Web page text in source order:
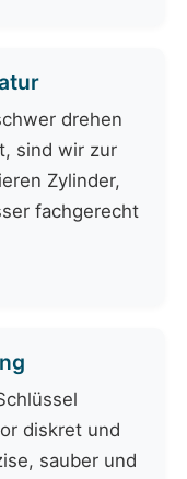
drehen
sind wir zur
Zylinder,
fachgerecht
diskret und
sauber und